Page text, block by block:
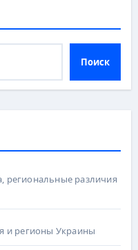
Поиск
региональные различия
и регионы Украины